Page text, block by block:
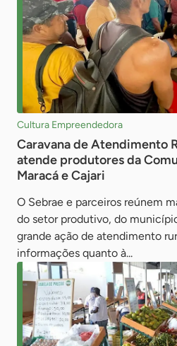
Cultura Empreendedora
Caravana de Atendimento
atende produtores da
Maracá e Cajari
O Sebrae e parceiros reúnem
do setor produtivo, do
grande ação de atendimento
informações quanto à...